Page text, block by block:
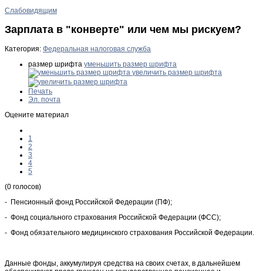
Слабовидящим
Зарплата в "конверте" или чем мы рискуем?
Категория: Федеральная налоговая служба
размер шрифта уменьшить размер шрифта
увеличить размер шрифта
Печать
Эл. почта
Оцените материал
1
2
3
4
5
(0 голосов)
- Пенсионный фонд Российской Федерации (ПФ);
- Фонд социального страхования Российской Федерации (ФСС);
- Фонд обязательного медицинского страхования Российской Федерации.
Данные фонды, аккумулируя средства на своих счетах, в дальнейшем